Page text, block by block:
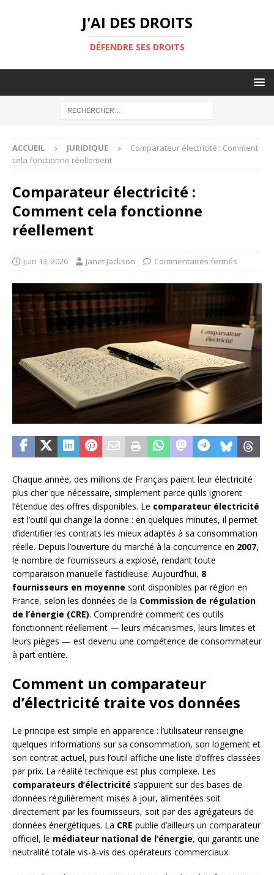
J'AI DES DROITS
DÉFENDRE SES DROITS
ACCUEIL JURIDIQUE
Comparateur électricité : Comment
cela fonctionne réellement
Comparateur électricité :
Comment cela fonctionne
réellement
juin 13, 2026 Janet Jackson Commentaires fermés
Chaque année, des millions de Français paient leur électricité
plus cher que nécessaire, simplement parce qu’ils ignorent
l’étendue des offres disponibles. Le comparateur électricité
est l’outil qui change la donne : en quelques minutes, il permet
d’identifier les contrats les mieux adaptés à sa consommation
réelle. Depuis l’ouverture du marché à la concurrence en 2007,
le nombre de fournisseurs a explosé, rendant toute
comparaison manuelle fastidieuse. Aujourd’hui, 8
fournisseurs en moyenne sont disponibles par région en
France, selon les données de la Commission de régulation
de l’énergie (CRE). Comprendre comment ces outils
fonctionnent réellement — leurs mécanismes, leurs limites et
leurs pièges — est devenu une compétence de consommateur
à part entière.
Comment un comparateur
d’électricité traite vos données
Le principe est simple en apparence : l’utilisateur renseigne
quelques informations sur sa consommation, son logement et
son contrat actuel, puis l’outil affiche une liste d’offres classées
par prix. La réalité technique est plus complexe. Les
comparateurs d’électricité s’appuient sur des bases de
données régulièrement mises à jour, alimentées soit
directement par les fournisseurs, soit par des agrégateurs de
données énergétiques. La CRE publie d’ailleurs un comparateur
officiel, le médiateur national de l’énergie, qui garantit une
neutralité totale vis-à-vis des opérateurs commerciaux.